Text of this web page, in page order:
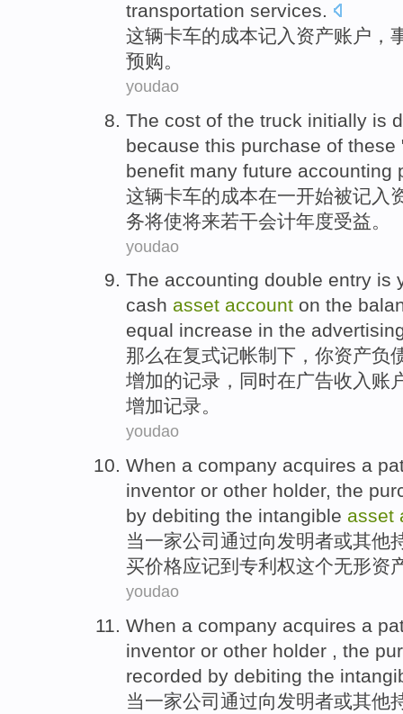
transportation services.
这辆卡车的成本记入 资产账户 ，
预购。
youdao
The cost of the truck initially is
because this purchase of these
benefit many future accounting
这辆卡车的成本在一开始被记入
务将使将来若干会计年度受益 。
youdao
The accounting double entry is
cash asset account on the
equal increase in the
那么在复式记帐制下， 你资产负
增加的记录 ，同时在广告收入账
增加记录。
youdao
When a company acquires a
inventor or other holder, the
by debiting the intangible asset
当一家公司 通过向发明者或其他
买价格应记到 专利权这个无形资
youdao
When a company acquires a
inventor or other holder , the
recorded by debiting the
当一家公司 通过向发明者或其他